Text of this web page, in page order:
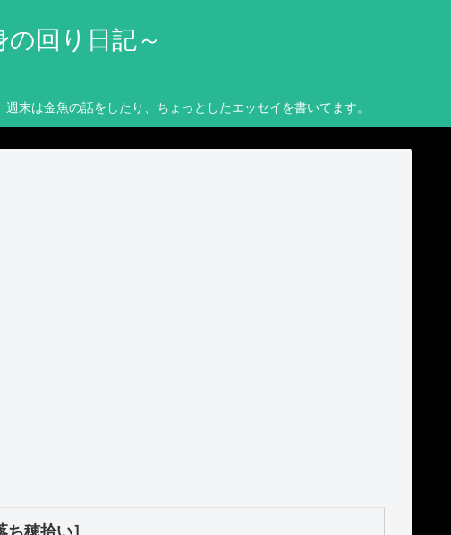
回り日記～
は金魚の話をしたり、ちょっとしたエッセイを書いてます。
穂拾い］